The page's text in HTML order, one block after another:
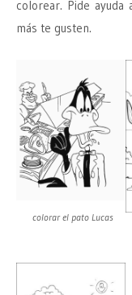
colorear. Pide
más te gusten.
colorar el pato Lucas